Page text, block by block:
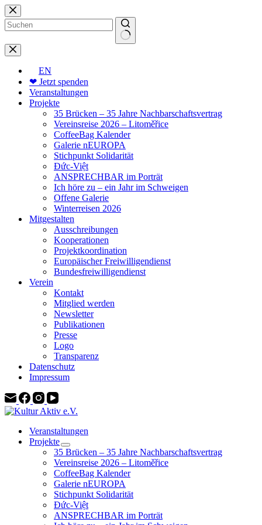
Zum
Inhalt
springen
Keine
Ergebnisse
EN
❤ Jetzt spenden
Veranstaltungen
Projekte
35 Brücken – 35 Jahre Nachbarschaftsvertrag
Vereinsreise 2026 – Litoměřice
CoffeeBag Kalender
Galerie nEUROPA
Stichpunkt Solidarität
Đức-Việt
ANSPRECHBAR im Porträt
Ich höre zu – ein Jahr im Schweigen
Offene Galerie
Winterreisen 2026
Mitgestalten
Ausschreibungen
Kooperationen
Projektkoordination
Europäischer Freiwilligendienst
Bundesfreiwilligendienst
Verein
Kontakt
Mitglied werden
Newsletter
Publikationen
Presse
Logo
Transparenz
Datenschutz
Impressum
Veranstaltungen
Projekte
35 Brücken – 35 Jahre Nachbarschaftsvertrag
Vereinsreise 2026 – Litoměřice
CoffeeBag Kalender
Galerie nEUROPA
Stichpunkt Solidarität
Đức-Việt
ANSPRECHBAR im Porträt